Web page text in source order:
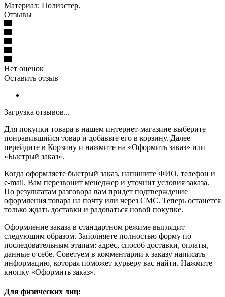
Материал: Полиэстер.
Отзывы
Нет оценок
Оставить отзыв
Загрузка отзывов...
Для покупки товара в нашем интернет-магазине выберите
понравившийся товар и добавьте его в корзину. Далее
перейдите в Корзину и нажмите на «Оформить заказ» или
«Быстрый заказ».
Когда оформляете быстрый заказ, напишите ФИО, телефон и
e-mail. Вам перезвонит менеджер и уточнит условия заказа.
По результатам разговора вам придет подтверждение
оформления товара на почту или через СМС. Теперь останется
только ждать доставки и радоваться новой покупке.
Оформление заказа в стандартном режиме выглядит
следующим образом. Заполняете полностью форму по
последовательным этапам: адрес, способ доставки, оплаты,
данные о себе. Советуем в комментарии к заказу написать
информацию, которая поможет курьеру вас найти. Нажмите
кнопку «Оформить заказ».
Для физических лиц: